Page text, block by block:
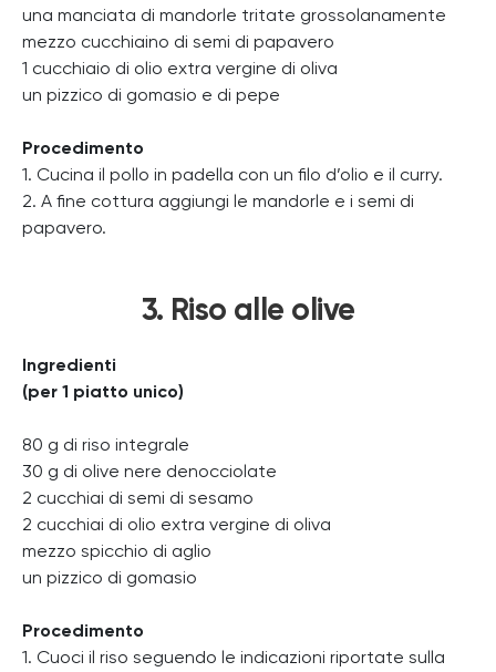
una manciata di mandorle tritate grossolanamente
mezzo cucchiaino di semi di papavero
1 cucchiaio di olio extra vergine di oliva
un pizzico di gomasio e di pepe
Procedimento
1. Cucina il pollo in padella con un filo d’olio e il curry.
2. A fine cottura aggiungi le mandorle e i semi di
papavero.
3. Riso alle olive
Ingredienti
(per 1 piatto unico)
80 g di riso integrale
30 g di olive nere denocciolate
2 cucchiai di semi di sesamo
2 cucchiai di olio extra vergine di oliva
mezzo spicchio di aglio
un pizzico di gomasio
Procedimento
1. Cuoci il riso seguendo le indicazioni riportate sulla